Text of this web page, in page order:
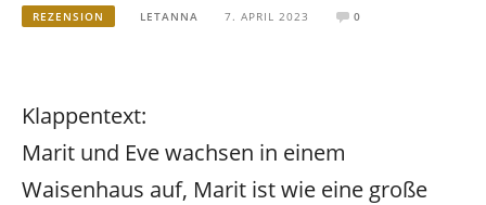
REZENSION LETANNA 7. APRIL 2023 0
Klappentext:
Marit und Eve wachsen in einem
Waisenhaus auf, Marit ist wie eine große